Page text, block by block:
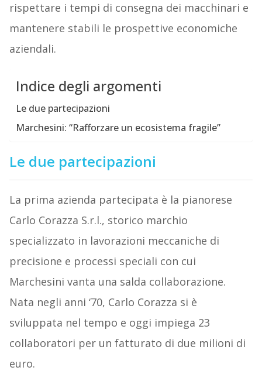
rispettare i tempi di consegna dei macchinari e
mantenere stabili le prospettive economiche
aziendali.
Indice degli argomenti
Le due partecipazioni
Marchesini: “Rafforzare un ecosistema fragile”
Le due partecipazioni
La prima azienda partecipata è la pianorese
Carlo Corazza S.r.l., storico marchio
specializzato in lavorazioni meccaniche di
precisione e processi speciali con cui
Marchesini vanta una salda collaborazione.
Nata negli anni ‘70, Carlo Corazza si è
sviluppata nel tempo e oggi impiega 23
collaboratori per un fatturato di due milioni di
euro.